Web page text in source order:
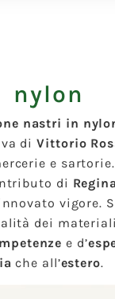
nylon
nastri in
diVittorio
e sartorie.
di
vigore.
dei
e d’
che all’estero.